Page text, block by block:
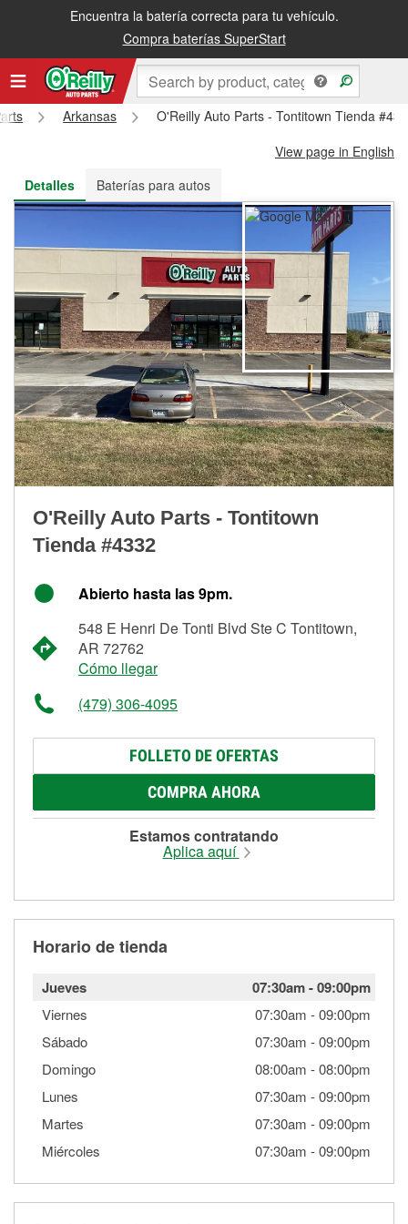
Encuentra la batería correcta para tu vehículo.
Compra baterías SuperStart
Recibe tu orden gratis al día siguiente o recógela en la tienda
Arkansas
O'Reilly Auto Parts - Tontitown Tienda
View page in English
Detalles
Baterías para autos
O'Reilly Auto Parts - Tontitown
Tienda #4332
Abierto hasta las 9pm.
548 E Henri De Tonti Blvd Ste C Tontitown,
AR 72762
Cómo llegar
(479) 306-4095
FOLLETO DE OFERTAS
COMPRA AHORA
Estamos contratando
Aplica aquí
Horario de tienda
Jueves 07:30am-09:00pm
Viernes 07:30am -09:00pm
Sábado
07:30am -09:00pm
Domingo
08:00am -08:00pm
Lunes
07:30am -09:00pm
Martes
07:30am -09:00pm
Miércoles
07:30am -09:00pm